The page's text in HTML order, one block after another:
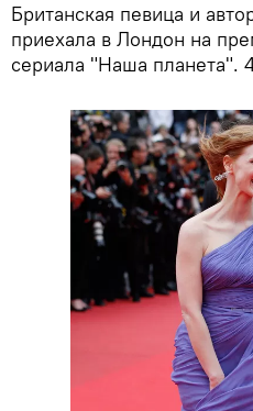
Британская певица и
приехала в Лондон на
сериала "Наша планета".